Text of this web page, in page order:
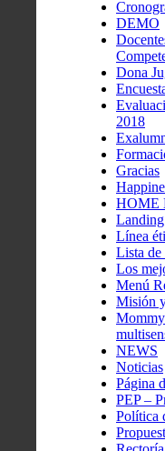
DEMO
Dona
2018
Gracias
HOME
Línea
Lista de
Los
Menú
Misión
NEWS
Noticias
Página
PEP –
Política